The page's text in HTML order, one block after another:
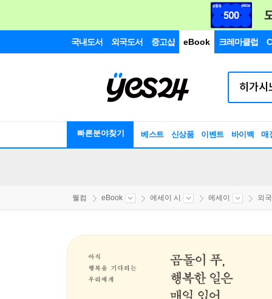
국내도서 외국도서 중고샵 eBook 크레마클럽
빠른분야찾기 베스트 신상품 이벤트 바이백 매
웰컴 eBook 에세이 시 에세이 외